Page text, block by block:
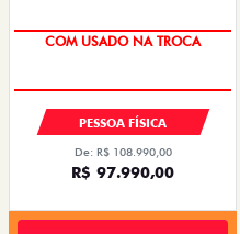
SUPER DESCONTO
PESSOA FÍSICA
De: R$ 108.990,00
R$ 97.990,00